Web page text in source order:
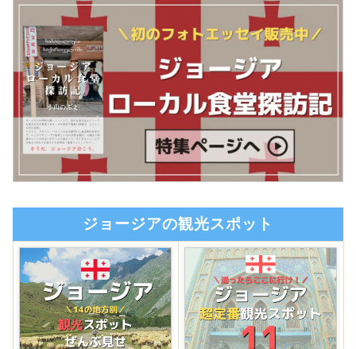
ジョージアの観光スポット